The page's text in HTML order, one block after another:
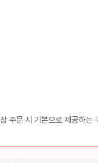
주문 시 기본으로 제공하는